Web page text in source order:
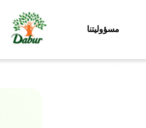
مسؤوليتنا